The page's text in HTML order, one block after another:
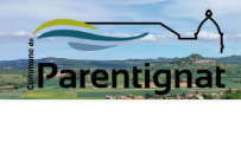
Aller
contenu